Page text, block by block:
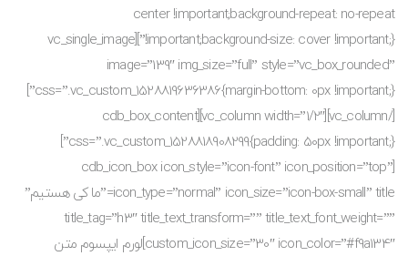
center !important;background-repeat: no-repeat
!important;background-size: cover !important;}”][vc_single_image
image=”139″ img_size=”full” style=”vc_box_rounded”
css=”.vc_custom_1528819636386{margin-bottom: 0px !important;}”]
[/vc_column][vc_column width=”1/2″][cdb_box_content
css=”.vc_custom_1528818908299{padding: 50px !important;}”]
[cdb_icon_box icon_style=”icon-font” icon_position=”top”
icon_type=”normal” icon_size=”icon-box-small” title=”ما کی هستیم”
title_tag=”h3″ title_text_transform=”” title_text_font_weight=””
custom_icon_size=”30″ icon_color=”#f9a134″]لورم ایپسوم متن